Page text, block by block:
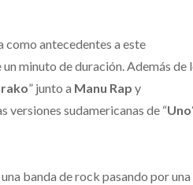
antecedentes a este
minuto de duración. Además de
” junto a Manu Rap y
versiones sudamericanas de “Uno
banda de rock pasando por una